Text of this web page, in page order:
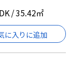
/ 35.42㎡
に入りに追加